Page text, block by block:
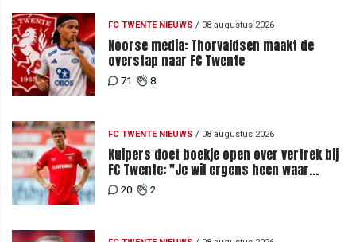
FC TWENTE NIEUWS / 08 augustus 2026
Noorse media: Thorvaldsen maakt de
overstap naar FC Twente
71 8
FC TWENTE NIEUWS / 08 augustus 2026
Kuipers doet boekje open over vertrek bij
FC Twente: "Je wil ergens heen waar
mensen je waarderen"
20 2